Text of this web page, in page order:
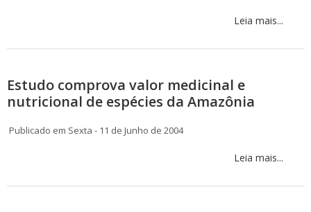
Leia mais...
Estudo comprova valor medicinal e
nutricional de espécies da Amazônia
Publicado em Sexta - 11 de Junho de 2004
Leia mais...